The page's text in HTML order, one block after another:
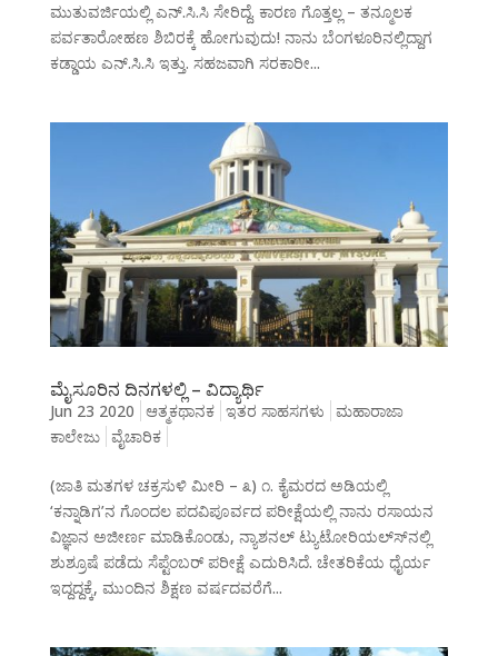
ಮುತುವರ್ಜಿಯಲ್ಲಿ ಎನ್.ಸಿ.ಸಿ ಸೇರಿದ್ದೆ. ಕಾರಣ ಗೊತ್ತಲ್ಲ – ತನ್ಮೂಲಕ
ಪರ್ವತಾರೋಹಣ ಶಿಬಿರಕ್ಕೆ ಹೋಗುವುದು! ನಾನು ಬೆಂಗಳೂರಿನಲ್ಲಿದ್ದಾಗ
ಕಡ್ಡಾಯ ಎನ್.ಸಿ.ಸಿ ಇತ್ತು. ಸಹಜವಾಗಿ ಸರಕಾರೀ...
ಮೈಸೂರಿನ ದಿನಗಳಲ್ಲಿ – ವಿದ್ಯಾರ್ಥಿ
Jun 23 2020 ಆತ್ಮಕಥಾನಕ ಇತರ ಸಾಹಸಗಳು ಮಹಾರಾಜಾ
ಕಾಲೇಜು ವೈಚಾರಿಕ
(ಜಾತಿ ಮತಗಳ ಚಕ್ರಸುಳಿ ಮೀರಿ – ೩) ೧. ಕೈಮರದ ಅಡಿಯಲ್ಲಿ
‘ಕನ್ನಾಡಿಗ’ನ ಗೊಂದಲ ಪದವಿಪೂರ್ವದ ಪರೀಕ್ಷೆಯಲ್ಲಿ ನಾನು ರಸಾಯನ
ವಿಜ್ಞಾನ ಅಜೀರ್ಣ ಮಾಡಿಕೊಂಡು, ನ್ಯಾಶನಲ್ ಟ್ಯುಟೋರಿಯಲ್ಸ್‍ನಲ್ಲಿ
ಶುಶ್ರೂಷೆ ಪಡೆದು ಸೆಪ್ಟೆಂಬರ್ ಪರೀಕ್ಷೆ ಎದುರಿಸಿದೆ. ಚೇತರಿಕೆಯ ಧೈರ್ಯ
ಇದ್ದದ್ದಕ್ಕೆ, ಮುಂದಿನ ಶಿಕ್ಷಣ ವರ್ಷದವರೆಗೆ...